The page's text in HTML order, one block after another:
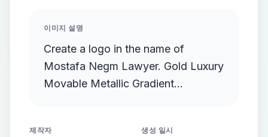
이미지 설명
Create a logo in the name of
Mostafa Negm Lawyer. Gold Luxury
Movable Metallic Gradient
제작자 생성 일시